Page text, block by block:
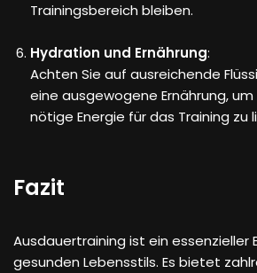
Trainingsbereich bleiben.
Hydration und Ernährung:
Achten Sie auf ausreichende
eine ausgewogene Ernährung,
nötige Energie für das Training zu
Fazit
Ausdauertraining ist ein essenzieller
gesunden Lebensstils. Es bietet